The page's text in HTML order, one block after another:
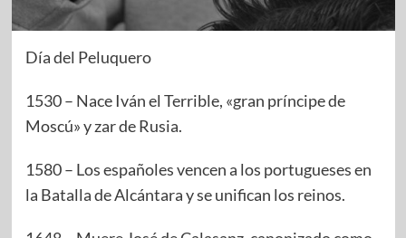
Día del Peluquero
1530 – Nace Iván el Terrible, «gran príncipe de
Moscú» y zar de Rusia.
1580 – Los españoles vencen a los portugueses en
la Batalla de Alcántara y se unifican los reinos.